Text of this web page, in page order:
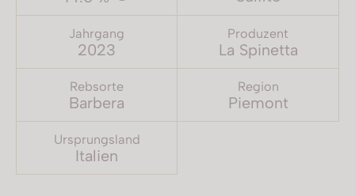
Jahrgang
2023
Produzent
La Spinetta
Rebsorte
Barbera
Region
Piemont
Ursprungsland
Italien